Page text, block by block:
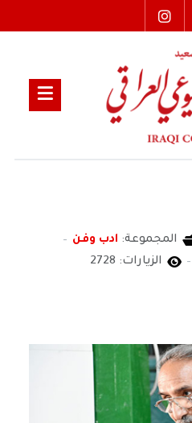
المجموعة: ادب وفن
الزيارات: 2728